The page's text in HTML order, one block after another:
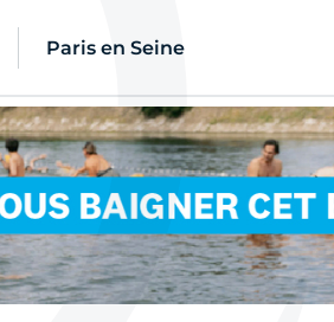
Paris en Seine